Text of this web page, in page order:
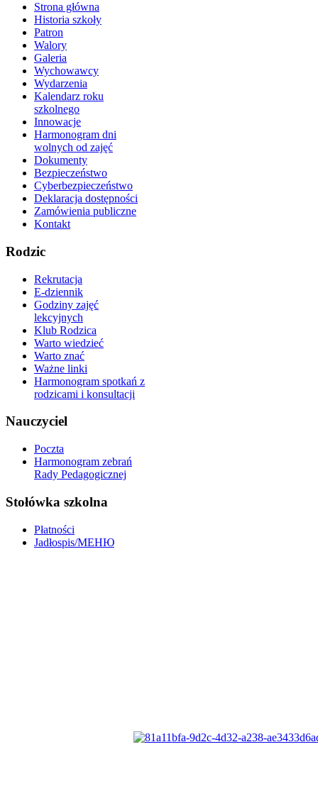
Strona główna
Historia szkoły
Patron
Walory
Galeria
Wychowawcy
Wydarzenia
Kalendarz roku
szkolnego
Innowacje
Harmonogram dni
wolnych od zajęć
Dokumenty
Bezpieczeństwo
Cyberbezpieczeństwo
Deklaracja dostępności
Zamówienia publiczne
Kontakt
Rodzic
Rekrutacja
E-dziennik
Godziny zajęć
lekcyjnych
Klub Rodzica
Warto wiedzieć
Warto znać
Ważne linki
Harmonogram spotkań z
rodzicami i konsultacji
Nauczyciel
Poczta
Harmonogram zebrań
Rady Pedagogicznej
Stołówka szkolna
Płatności
Jadłospis/МЕНЮ